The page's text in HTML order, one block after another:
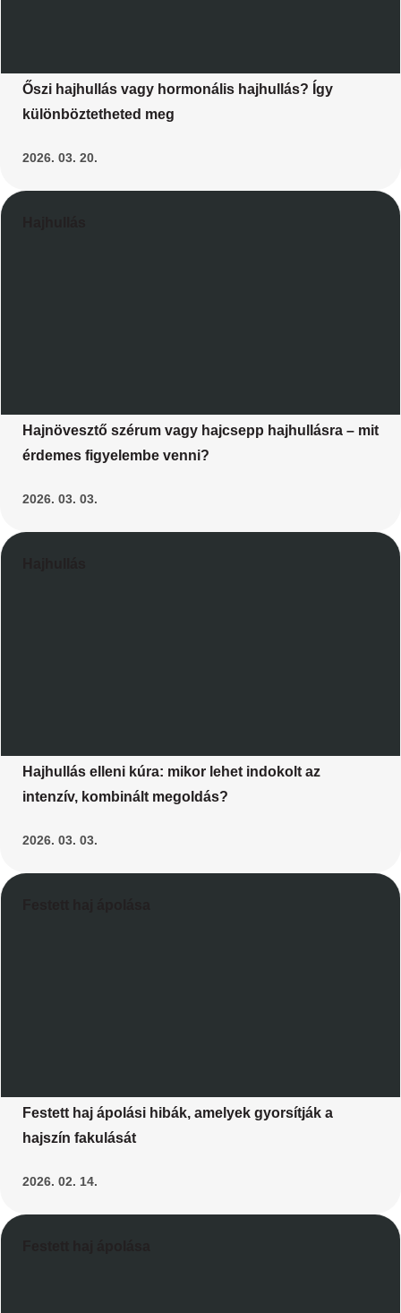
Őszi hajhullás vagy hormonális hajhullás? Így
különböztetheted meg
2026. 03. 20.
Hajnövesztő szérum vagy hajcsepp hajhullásra – mit
érdemes figyelembe venni?
2026. 03. 03.
Hajhullás elleni kúra: mikor lehet indokolt az
intenzív, kombinált megoldás?
2026. 03. 03.
Festett haj ápolási hibák, amelyek gyorsítják a
hajszín fakulását
2026. 02. 14.